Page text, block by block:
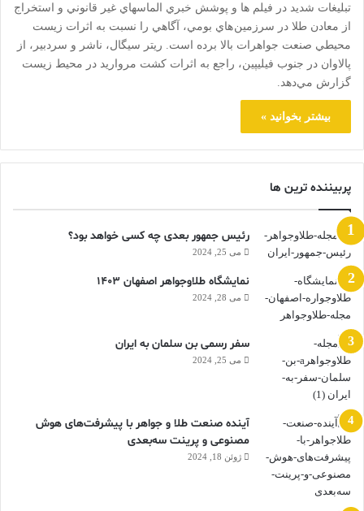
تبليغات شديد در فيلم ها و پوشش خبري الماسهاي غير قانوني و استخراج
از معادن طلا در سرزمين هاي بومي، آگاهي را نسبت به اثرات زيست
محيطي صنعت جواهرات بالا برده است. ريتر سيگال، ناشر و سردبير، از
پالاوان در جنوب فيليپين، راجع به اثرات کشت مرواريد در محيط زيست
گزارش مي‌دهد.
بیشتر بخوانید »
پربیننده ترین ها
رئیس جمهور بعدی چه کسی خواهد بود؟
می 25, 2024
نمایشگاه طلاوجواهر اصفهان 1403
می 28, 2024
سفر رسمی بن سلمان به ایران
می 25, 2024
آینده صنعت طلا و جواهر با پیشرفت‌های هوش
مصنوعی و پرینت سه‌بعدی
ژوئن 18, 2024